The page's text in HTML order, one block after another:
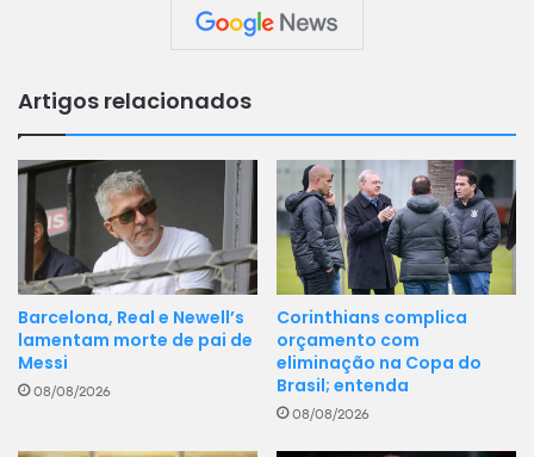
Artigos relacionados
Barcelona, Real e Newell’s
lamentam morte de pai de
Messi
08/08/2026
Corinthians complica
orçamento com
eliminação na Copa do
Brasil; entenda
08/08/2026